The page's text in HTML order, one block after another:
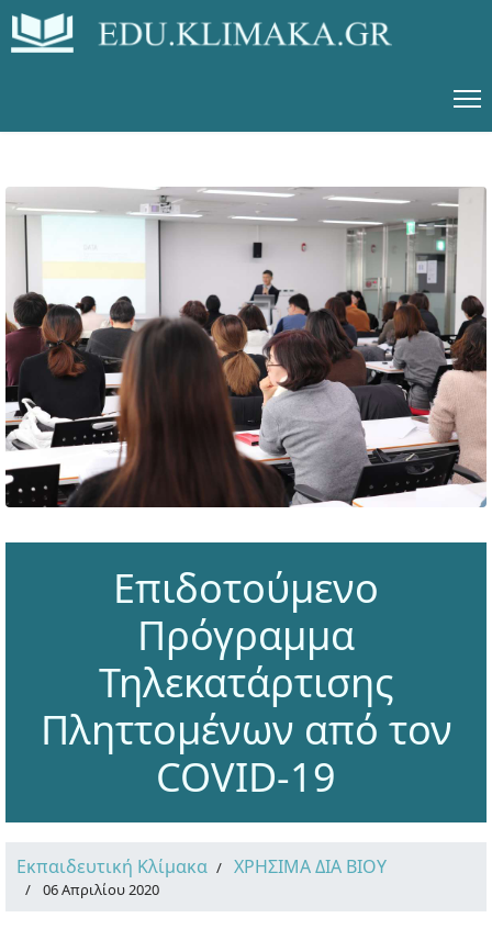
Επιδοτούμενο
Πρόγραμμα
Τηλεκατάρτισης
Πληττομένων από τον
COVID-19
Εκπαιδευτική Κλίμακα ΧΡΗΣΙΜΑ ΔΙΑ ΒΙΟΥ
06 Απριλίου 2020